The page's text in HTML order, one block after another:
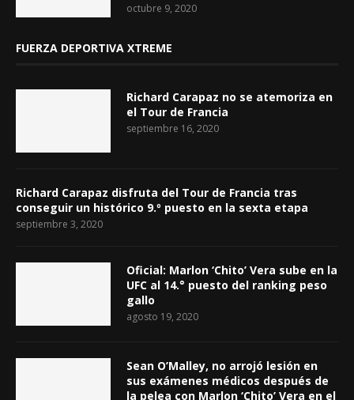
octubre 9, 2020
FUERZA DEPORTIVA XTREME
Richard Carapaz no se atemoriza en
el Tour de Francia
septiembre 16, 2020
Richard Carapaz disfruta del Tour de Francia tras
conseguir un histórico 9.º puesto en la sexta etapa
septiembre 3, 2020
Oficial: Marlon ‘Chito’ Vera sube en la
UFC al 14.° puesto del ranking peso
gallo
agosto 19, 2020
Sean O’Malley, no arrojó lesión en
sus exámenes médicos después de
la pelea con Marlon ‘Chito’ Vera en el